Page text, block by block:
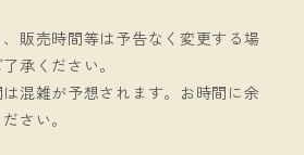
販売時間等は予告なく変更する場
承ください。
混雑が予想されます。お時間に余
さい。